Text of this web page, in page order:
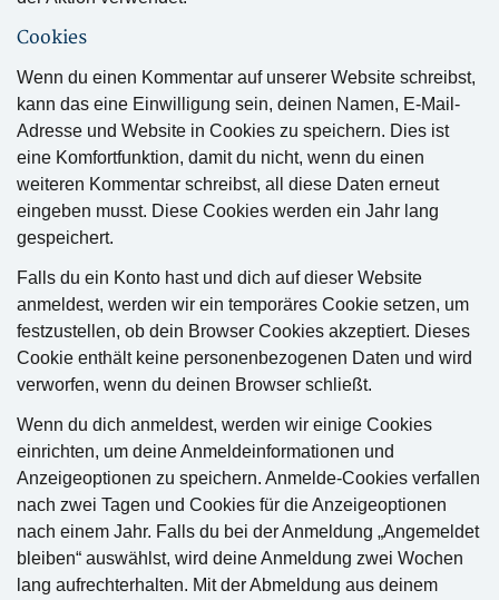
Cookies
Wenn du einen Kommentar auf unserer Website schreibst,
kann das eine Einwilligung sein, deinen Namen, E-Mail-
Adresse und Website in Cookies zu speichern. Dies ist
eine Komfortfunktion, damit du nicht, wenn du einen
weiteren Kommentar schreibst, all diese Daten erneut
eingeben musst. Diese Cookies werden ein Jahr lang
gespeichert.
Falls du ein Konto hast und dich auf dieser Website
anmeldest, werden wir ein temporäres Cookie setzen, um
festzustellen, ob dein Browser Cookies akzeptiert. Dieses
Cookie enthält keine personenbezogenen Daten und wird
verworfen, wenn du deinen Browser schließt.
Wenn du dich anmeldest, werden wir einige Cookies
einrichten, um deine Anmeldeinformationen und
Anzeigeoptionen zu speichern. Anmelde-Cookies verfallen
nach zwei Tagen und Cookies für die Anzeigeoptionen
nach einem Jahr. Falls du bei der Anmeldung „Angemeldet
bleiben“ auswählst, wird deine Anmeldung zwei Wochen
lang aufrechterhalten. Mit der Abmeldung aus deinem